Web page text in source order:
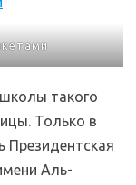
такого
Только в
Президентская
Аль-